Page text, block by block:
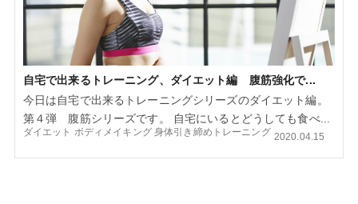
自宅で出来るトレーニング、ダイエット編 腹筋強化で...
今日は自宅で出来るトレーニングシリーズのダイエット編。
第４弾 腹筋シリーズです。 自宅にいるとどうしても食べ...
ダイエット ボディメイキング 身体引き締めトレーニング 2020.04.15